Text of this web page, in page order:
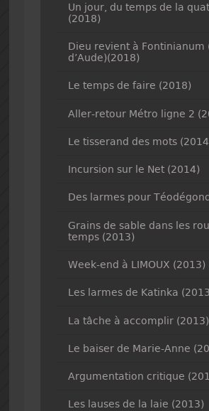
Un jour, du temps de la
(2018)
Dieu revient à Fontinianum
d’Aude)(2018)
Le temps de faire (2018)
Aller-retour Métro ligne 2
Le tisserand des mots
Incursion sur le Net (2014)
Des larmes pour
Grains de sable dans les
temps (2013)
Week-end à LIMOUX (2013)
Les larmes de Katinka
La tâche à accomplir (2013)
Le baiser de Marie-Anne
Argumentation critique
Les lauses de la laie (2013)